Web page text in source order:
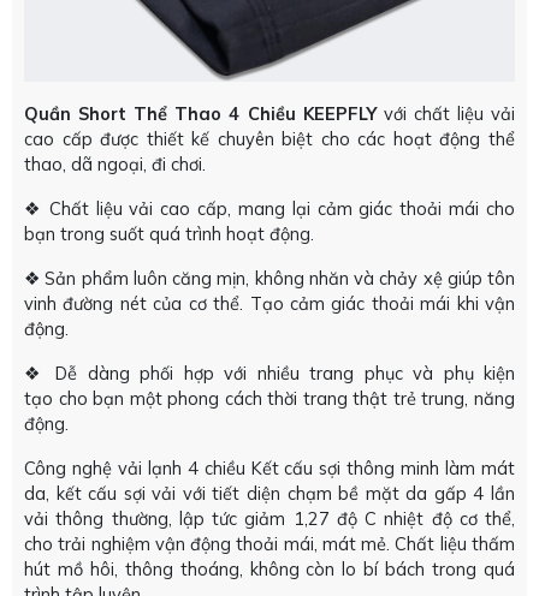
Quần Short Thể Thao 4 Chiều KEEPFLY với chất liệu vải
cao cấp được thiết kế chuyên biệt cho các hoạt động thể
thao, dã ngoại, đi chơi.
❖ Chất liệu vải cao cấp, mang lại cảm giác thoải mái cho
bạn trong suốt quá trình hoạt động.
❖ Sản phẩm luôn căng mịn, không nhăn và chảy xệ giúp tôn
vinh đường nét của cơ thể. Tạo cảm giác thoải mái khi vận
động.
❖ Dễ dàng phối hợp với nhiều trang phục và phụ kiện
tạo cho bạn một phong cách thời trang thật trẻ trung, năng
động.
Công nghệ vải lạnh 4 chiều Kết cấu sợi thông minh làm mát
da, kết cấu sợi vải với tiết diện chạm bề mặt da gấp 4 lần
vải thông thường, lập tức giảm 1,27 độ C nhiệt độ cơ thể,
cho trải nghiệm vận động thoải mái, mát mẻ. Chất liệu thấm
hút mồ hôi, thông thoáng, không còn lo bí bách trong quá